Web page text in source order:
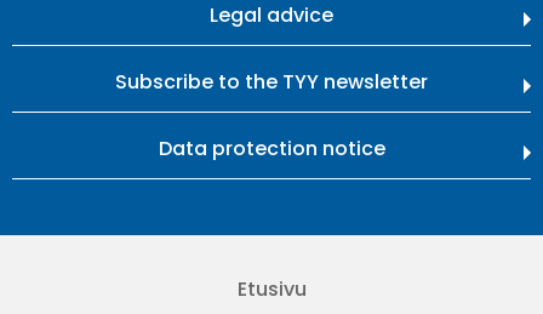
Legal advice
Subscribe to the TYY newsletter
Data protection notice
Etusivu